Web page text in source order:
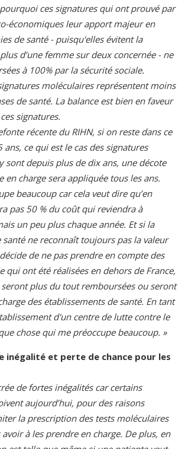
ces signatures qui ont prouvé par
économiques leur apport majeur en
de santé - puisqu'elles évitent la
d’une femme sur deux concernée - ne
à 100% par la sécurité sociale.
moléculaires représentent moins
de santé. La balance est bien en faveur
signatures.
récente du RIHN, si on reste dans ce
ans, ce qui est le cas des signatures
sont depuis plus de dix ans, une décote
en charge sera appliquée tous les ans.
beaucoup car cela veut dire qu’en
pas 50 % du coût qui reviendra à
un peu plus chaque année. Et si la
ne reconnaît toujours pas la valeur
de ne pas prendre en compte des
qui ont été réalisées en dehors de France,
seront plus du tout remboursées ou seront
des établissements de santé. En tant
d'un centre de lutte contre le
chose qui me préoccupe beaucoup. »
inégalité et perte de chance pour les
de fortes inégalités car certains
aujourd’hui, pour des raisons
la prescription des tests moléculaires
à les prendre en charge. De plus, en